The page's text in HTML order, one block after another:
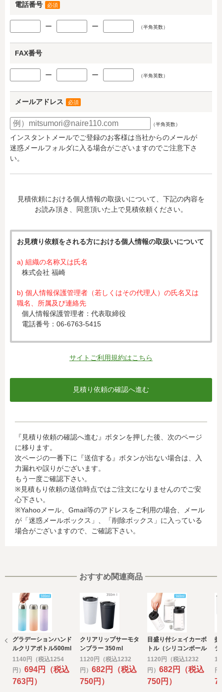
電話番号 必須
ー ー （半角英数）
FAX番号
ー ー （半角英数）
メールアドレス 必須
（半角英数）
インスタントメールでご登録のお客様は当社からのメールが
迷惑メールフォルダに入る場合がございますのでご注意下さ
い。
見積依頼における個人情報の取扱いについて、下記の内容を
お読み頂き、同意頂いた上で見積依頼ください。
お見積り依頼をされる方における個人情報の取扱いについて
a) 組織の名称又は氏名
株式会社 福崎
b) 個人情報保護管理者（若しくはその代理人）の氏名又は
職名、所属及び連絡先
個人情報保護管理者：代表取締役
電話番号：06-6763-5415
c) 個人情報の利用目的
入力された個人情報は、お見積り依頼への対応のために利
d) 個人情報の第三者提供について
当社がお客様から収集した以下の個人情報等は、カード発
行会社が行う不正利用検知・防止のために、お客様が利用
されているカード発行会社へ提供させていただきます。(氏
名、電話番号、email アドレス、インターネット利用環境
に関する情報等)
お客様が利用されているカード発行会社が外国にある場
合、これらの情報は当該発行会社が所属する国に移転され
る場合があります。当社では、お客様から収集した情報か
らは、ご利用のカード発行会社及び当該会社が所在する国
を特定することができないため、以下の個人情報保護措置
・発行会社の個人情報保護の措置
なお、個人情報保護委員会のホームページ
(https://www.ppc.go.jp/)では、各国における個人情報保護
制度に関する情報について掲載されています。
お客様が未成年の場合、親権者または後見人の承諾を得た
上で、本サービスを利用するものとします。
e) 個人情報の取扱いの委託について
取得した個人情報の取扱いの全部又は、一部を委託するこ
とがあります。
その場合には、当社において最善の考慮を行います。
サイトご利用規約はこちら
『見積り依頼の確認へ進む』ボタンを押した後、次のページ
に移ります。
次ページの一番下に『送信する』ボタンが出ない場合は、入
力漏れや誤りがございます。
もう一度ご確認下さい。
※見積もり依頼の送信時点ではご注文になりませんのでご安
心下さい。
※Yahooメール、Gmail等のアドレスをご利用の場合、メール
が「迷惑メールボックス」、「削除ボックス」に入っている
場合がございますので、ご確認下さい。
おすすめ関連商品
グラデーションハンド
ルクリアボトル500ml
1140円（税込1254
円） 694円（税込
763円）
クリアリップサーモタ
ンブラー 350ｍl
1120円（税込1232
円） 682円（税込
750円）
目盛り付シェイカーボ
トル（シリコンボール
付）560ml
1120円（税込1232
円） 682円（税込
750円）
折